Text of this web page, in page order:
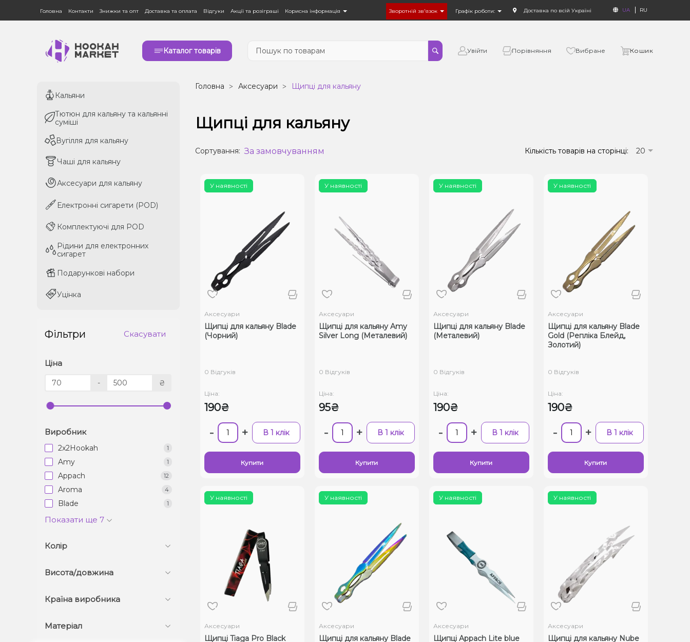
Головна Контакти Знижки та опт Доставка та оплата Відгуки Акції та розіграші Корисна інформація Зворотній зв'язок Графік роботи: Доставка по всій Україні UA RU
Каталог товарів Увійти Порівняння Вибране Кошик
Кальяни
Тютюн для кальяну та кальянні
суміші
Вугілля для кальяну
Чаші для кальяну
Аксесуари для кальяну
Електронні сигарети (POD)
Комплектуючі для POD
Рідини для електронних
сигарет
Подарункові набори
Уцінка
Кальяни
Тютюн для кальяну та кальянні
суміші
Вугілля для кальяну
Чаші для кальяну
Аксесуари для кальяну
Електронні сигарети (POD)
Комплектуючі для POD
Рідини для електронних
сигарет
Подарункові набори
Уцінка
Фільтри Скасувати
Ціна
- ₴
Виробник
2x2Hookah 1
Amy 1
Appach 12
Aroma 4
Blade 1
Показати ще 7
Колір
Висота/довжина
Країна виробника
Матеріал
Головна Аксесуари Щипці для кальяну
Щипці для кальяну
Сортування: За замовчуванням Кількість товарів на сторінці: 20
У наявності
Аксесуари
Щипці для кальяну Blade
(Чорний)
0 Відгуків
Ціна:
190₴
- + В 1 клік
Купити
У наявності
Аксесуари
Щипці для кальяну Amy
Silver Long (Металевий)
0 Відгуків
Ціна:
95₴
- + В 1 клік
Купити
У наявності
Аксесуари
Щипці для кальяну Blade
(Металевий)
0 Відгуків
Ціна:
190₴
- + В 1 клік
Купити
У наявності
Аксесуари
Щипці для кальяну Blade
Gold (Репліка Блейд,
Золотий)
0 Відгуків
Ціна:
190₴
- + В 1 клік
Купити
У наявності
Аксесуари
Щипці Tiaga Pro Black
У наявності
Аксесуари
Щипці для кальяну Blade
У наявності
Аксесуари
Щипці Appach Lite blue
У наявності
Аксесуари
Щипці для кальяну Nube